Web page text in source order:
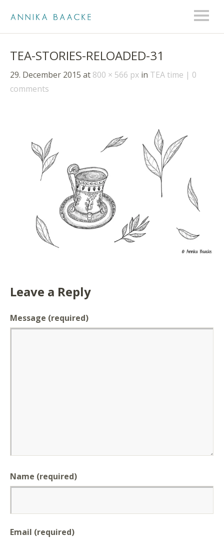
TEA-STORIES-RELOADED-31
29. December 2015 at 800 × 566 px in TEA time
0
comments
Leave a Reply
Message (required)
Name (required)
Email (required)